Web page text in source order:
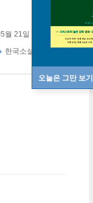
오늘은 그만 보기
월 21일
한국소설 top100 13주